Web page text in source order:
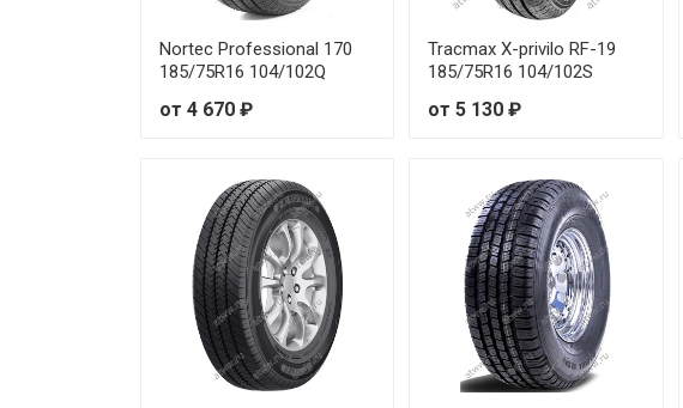
Nortec Professional 170
185/75R16 104/102Q
от 4 670 ₽
Tracmax X-privilo RF-19
185/75R16 104/102S
от 5 130 ₽